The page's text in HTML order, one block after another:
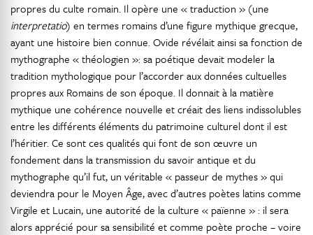
propres du culte romain. Il opère une « traduction » (une
interpretatio) en termes romains d’une figure mythique grecque,
ayant une histoire bien connue. Ovide révélait ainsi sa fonction de
mythographe « théologien »: sa poétique devait modeler la
tradition mythologique pour l’accorder aux données cultuelles
propres aux Romains de son époque. Il donnait à la matière
mythique une cohérence nouvelle et créait des liens indissolubles
entre les différents éléments du patrimoine culturel dont il est
l’héritier. Ce sont ces qualités qui font de son œuvre un
fondement dans la transmission du savoir antique et du
mythographe qu’il fut, un véritable « passeur de mythes » qui
deviendra pour le Moyen Âge, avec d’autres poètes latins comme
Virgile et Lucain, une autorité de la culture « païenne » : il sera
alors apprécié pour sa sensibilité et comme poète proche – voire